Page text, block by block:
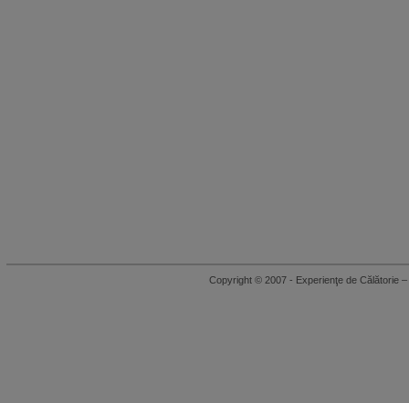
Copyright © 2007 - Experienţe de Călătorie